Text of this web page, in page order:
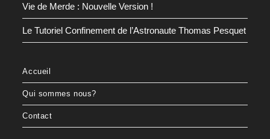
Vie de Merde : Nouvelle Version !
Le Tutoriel Confinement de l’Astronaute Thomas Pesquet
Accueil
Qui sommes nous?
Contact